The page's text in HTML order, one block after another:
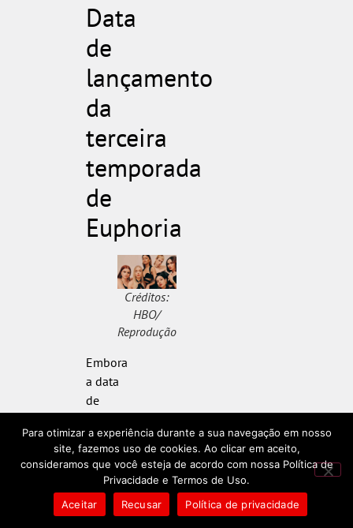
Data
de
lançamento
da
terceira
temporada
de
Euphoria
Créditos:
HBO/
Reprodução
Embora
a data
de
da
terceira
temporada
de
Euphoria
Para otimizar a experiência durante a sua navegação em nosso
site, fazemos uso de cookies. Ao clicar em aceito,
consideramos que você esteja de acordo com nossa Política de
Privacidade e Termos de Uso.
Aceitar
Recusar Política de privacidade